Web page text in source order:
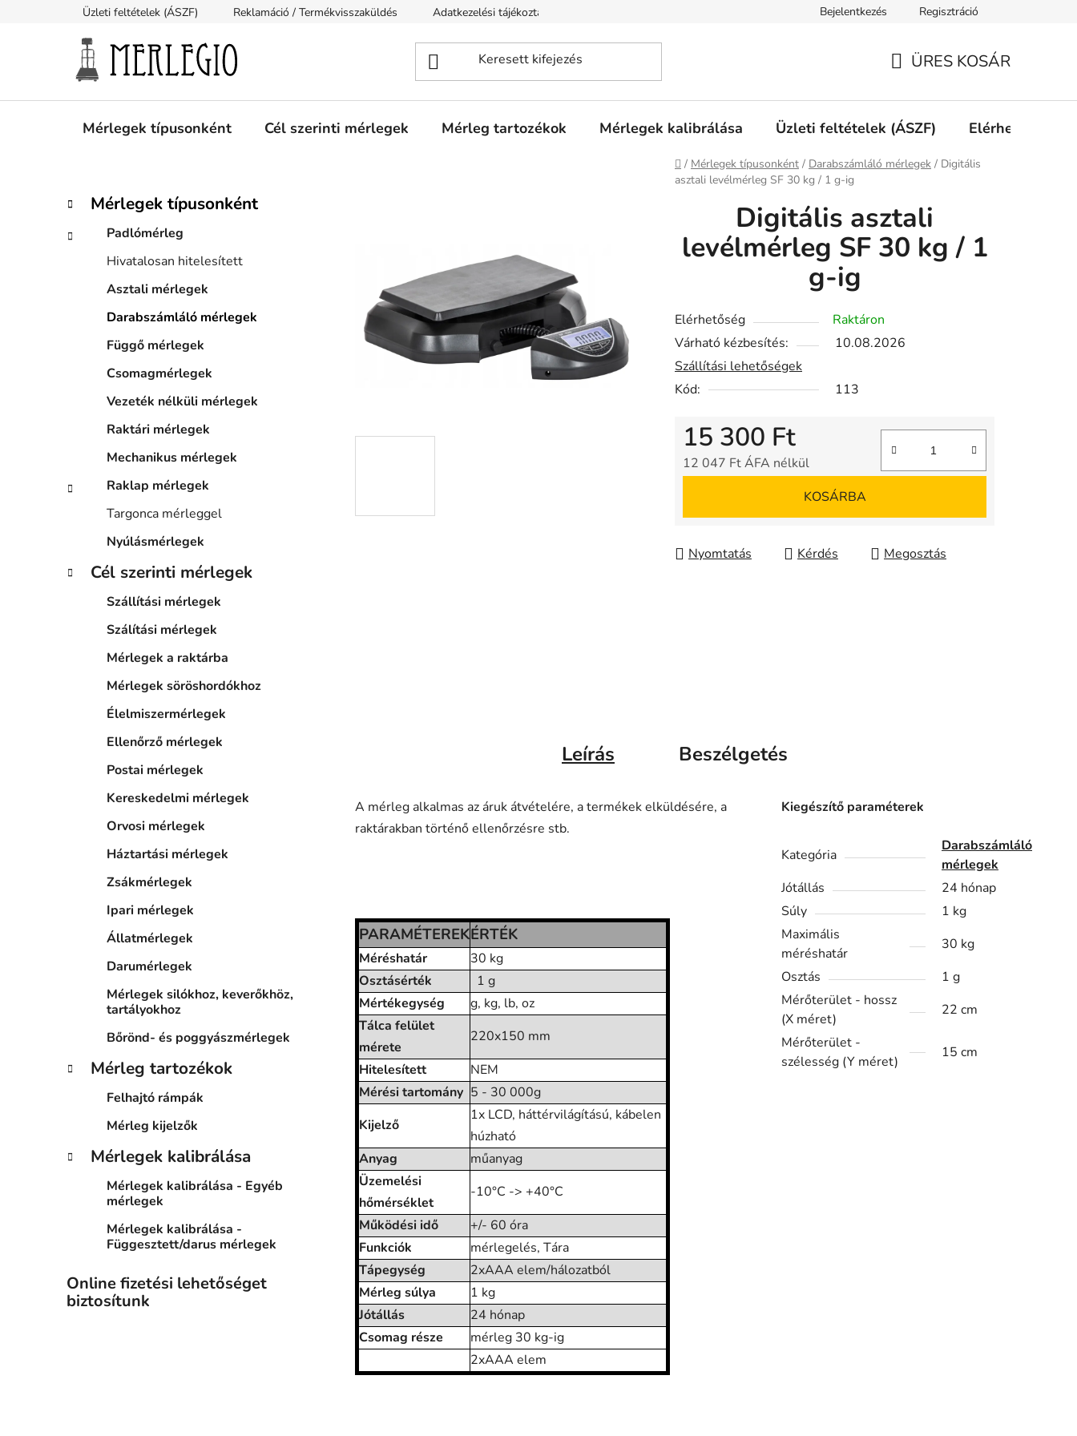
Üzleti feltételek (ÁSZF) Reklamáció / Termékvisszaküldés Adatkezelési tájékoztató Bejelentkezés Regisztráció
ÜRES KOSÁR
Mérlegek típusonként Cél szerinti mérlegek Mérleg tartozékok Mérlegek kalibrálása Üzleti feltételek (ÁSZF) Elérhetőségek
Kezdőlap
/ Mérlegek típusonként / Darabszámláló mérlegek / Digitális
asztali levélmérleg SF 30 kg / 1 g-ig
O
d
Kategóriák
átugrása
K
a
t
Mérlegek típusonként
Padlómérleg
Hivatalosan hitelesített
Asztali mérlegek
Darabszámláló mérlegek
Függő mérlegek
Csomagmérlegek
Vezeték nélküli mérlegek
Raktári mérlegek
Mechanikus mérlegek
Raklap mérlegek
Targonca mérleggel
Nyúlásmérlegek
Cél szerinti mérlegek
Szállítási mérlegek
Szálítási mérlegek
Mérlegek a raktárba
Mérlegek söröshordókhoz
Élelmiszermérlegek
Ellenőrző mérlegek
Postai mérlegek
Kereskedelmi mérlegek
Orvosi mérlegek
Háztartási mérlegek
Zsákmérlegek
Ipari mérlegek
Állatmérlegek
Darumérlegek
Mérlegek silókhoz, keverőkhöz,
tartályokhoz
Bőrönd- és poggyászmérlegek
Mérleg tartozékok
Felhajtó rámpák
Mérleg kijelzők
Mérlegek kalibrálása
Mérlegek kalibrálása - Egyéb
mérlegek
Mérlegek kalibrálása -
Függesztett/darus mérlegek
Online fizetési lehetőséget
biztosítunk
Digitális asztali
levélmérleg SF 30 kg / 1
g-ig
Elérhetőség
Raktáron
Várható kézbesítés:
10.08.2026
Szállítási lehetőségek
Kód:
113
15 300 Ft
12 047 Ft ÁFA nélkül
KOSÁRBA
Nyomtatás Kérdés Megosztás
Leírás Beszélgetés
A mérleg alkalmas az áruk átvételére, a termékek elküldésére, a
raktárakban történő ellenőrzésre stb.
PARAMÉTEREKÉRTÉK
Méréshatár
30 kg
Osztásérték
1 g
Mértékegység
g, kg, lb, oz
Tálca felület
mérete
220x150 mm
Hitelesített
NEM
Mérési tartomány 5 - 30 000g
Kijelző
1x LCD, háttérvilágítású, kábelen
húzható
Anyag
műanyag
Üzemelési
hőmérséklet
-10°C -> +40°C
Működési idő
+/- 60 óra
Funkciók
mérlegelés, Tára
Tápegység
2xAAA elem/hálozatból
Mérleg súlya
1 kg
Jótállás
24 hónap
Csomag része
mérleg 30 kg-ig
2xAAA elem
Kiegészítő paraméterek
Kategória
Darabszámláló
mérlegek
Jótállás
24 hónap
Súly
1 kg
Maximális
méréshatár
30 kg
Osztás
1 g
Mérőterület - hossz
(X méret)
22 cm
Mérőterület -
szélesség (Y méret)
15 cm